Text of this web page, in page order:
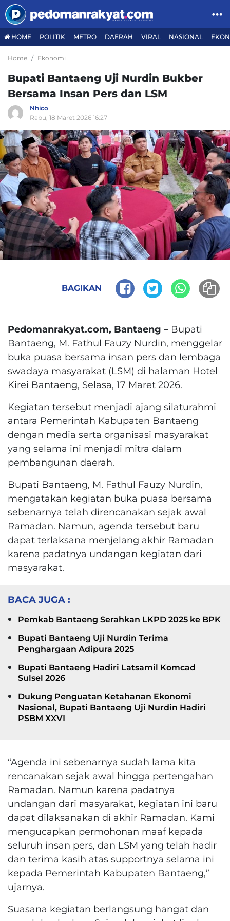
HOME POLITIK METRO DAERAH VIRAL NASIONAL
Home Ekonomi
Bupati Bantaeng Uji Nurdin Bukber
Bersama Insan Pers dan LSM
Nhico
Rabu, 18 Maret 2026 16:27
BAGIKAN
Pedomanrakyat.com, Bantaeng – Bupati
Bantaeng, M. Fathul Fauzy Nurdin, menggelar
buka puasa bersama insan pers dan lembaga
swadaya masyarakat (LSM) di halaman Hotel
Kirei Bantaeng, Selasa, 17 Maret 2026.
Kegiatan tersebut menjadi ajang silaturahmi
antara Pemerintah Kabupaten Bantaeng
dengan media serta organisasi masyarakat
yang selama ini menjadi mitra dalam
pembangunan daerah.
Bupati Bantaeng, M. Fathul Fauzy Nurdin,
mengatakan kegiatan buka puasa bersama
sebenarnya telah direncanakan sejak awal
Ramadan. Namun, agenda tersebut baru
dapat terlaksana menjelang akhir Ramadan
karena padatnya undangan kegiatan dari
masyarakat.
BACA JUGA :
Pemkab Bantaeng Serahkan LKPD 2025 ke BPK
Bupati Bantaeng Uji Nurdin Terima
Penghargaan Adipura 2025
Bupati Bantaeng Hadiri Latsamil Komcad
Sulsel 2026
Dukung Penguatan Ketahanan Ekonomi
Nasional, Bupati Bantaeng Uji Nurdin Hadiri
PSBM XXVI
“Agenda ini sebenarnya sudah lama kita
rencanakan sejak awal hingga pertengahan
Ramadan. Namun karena padatnya
undangan dari masyarakat, kegiatan ini baru
dapat dilaksanakan di akhir Ramadan. Kami
mengucapkan permohonan maaf kepada
seluruh insan pers, dan LSM yang telah hadir
dan terima kasih atas supportnya selama ini
kepada Pemerintah Kabupaten Bantaeng,”
ujarnya.
Suasana kegiatan berlangsung hangat dan